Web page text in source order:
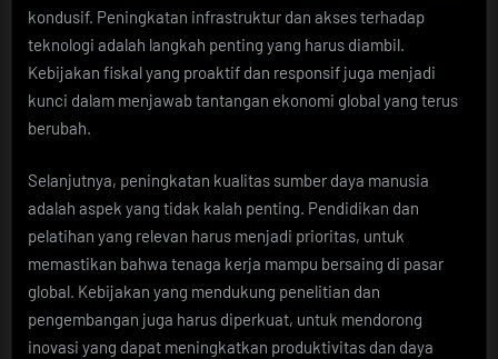
kondusif. Peningkatan infrastruktur dan akses terhadap
teknologi adalah langkah penting yang harus diambil.
Kebijakan fiskal yang proaktif dan responsif juga menjadi
kunci dalam menjawab tantangan ekonomi global yang terus
berubah.
Selanjutnya, peningkatan kualitas sumber daya manusia
adalah aspek yang tidak kalah penting. Pendidikan dan
pelatihan yang relevan harus menjadi prioritas, untuk
memastikan bahwa tenaga kerja mampu bersaing di pasar
global. Kebijakan yang mendukung penelitian dan
pengembangan juga harus diperkuat, untuk mendorong
inovasi yang dapat meningkatkan produktivitas dan daya